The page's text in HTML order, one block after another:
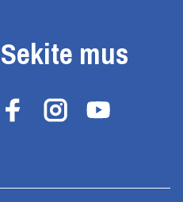
Sekite mus